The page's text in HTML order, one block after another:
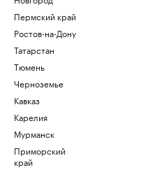
Пермский край
Ростов-на-Дону
Татарстан
Тюмень
Черноземье
Кавказ
Карелия
Мурманск
Приморский
край